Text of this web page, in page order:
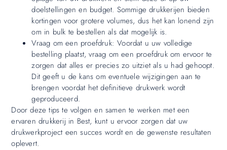
doelstellingen en budget. Sommige drukkerijen bieden
kortingen voor grotere volumes, dus het kan lonend zijn
om in bulk te bestellen als dat mogelijk is.
Vraag om een proefdruk: Voordat u uw volledige
bestelling plaatst, vraag om een proefdruk om ervoor te
zorgen dat alles er precies zo uitziet als u had gehoopt.
Dit geeft u de kans om eventuele wijzigingen aan te
brengen voordat het definitieve drukwerk wordt
geproduceerd.
Door deze tips te volgen en samen te werken met een
ervaren drukkerij in Best, kunt u ervoor zorgen dat uw
drukwerkproject een succes wordt en de gewenste resultaten
oplevert.